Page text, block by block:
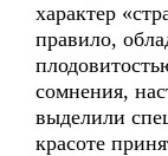
характер
правило,
сомнения,
выделили
красоте